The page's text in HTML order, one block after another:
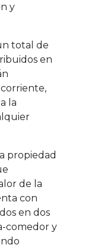
y
total de
en
la
propiedad
de la
con
en dos
comedor y